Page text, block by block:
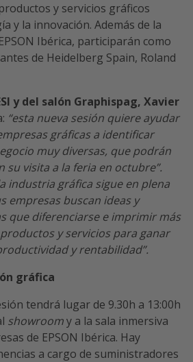
y servicios gráficos
y la innovación. Además de la
Ibérica, participarán como
de Heidelberg Spain, Roland
y del salón Graphispag, Xavier
“esta nueva sesión quiere ayudar
gráficas a identificar
muy diversas, que podrán
su visita a la feria en octubre”.
industria gráfica sigue en plena
empresas buscan ideas y
que diferenciarse e imprimir más
y servicios para ganar
y rentabilidad”.
gráfica
tendrá lugar de 9.30h a 13:00h
showroomy a la sala inmersiva
de EPSON Ibérica. Hay
a cargo de suministradores